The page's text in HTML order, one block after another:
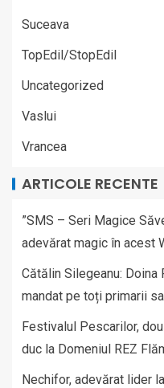
Suceava
TopEdil/StopEdil
Uncategorized
Vaslui
Vrancea
ARTICOLE RECENTE
”SMS – Seri Magice
adevărat magic în acest
Cătălin Silegeanu:
mandat pe toți primarii
Festivalul Pescarilor,
duc la Domeniul REZ
Nechifor, adevărat lider